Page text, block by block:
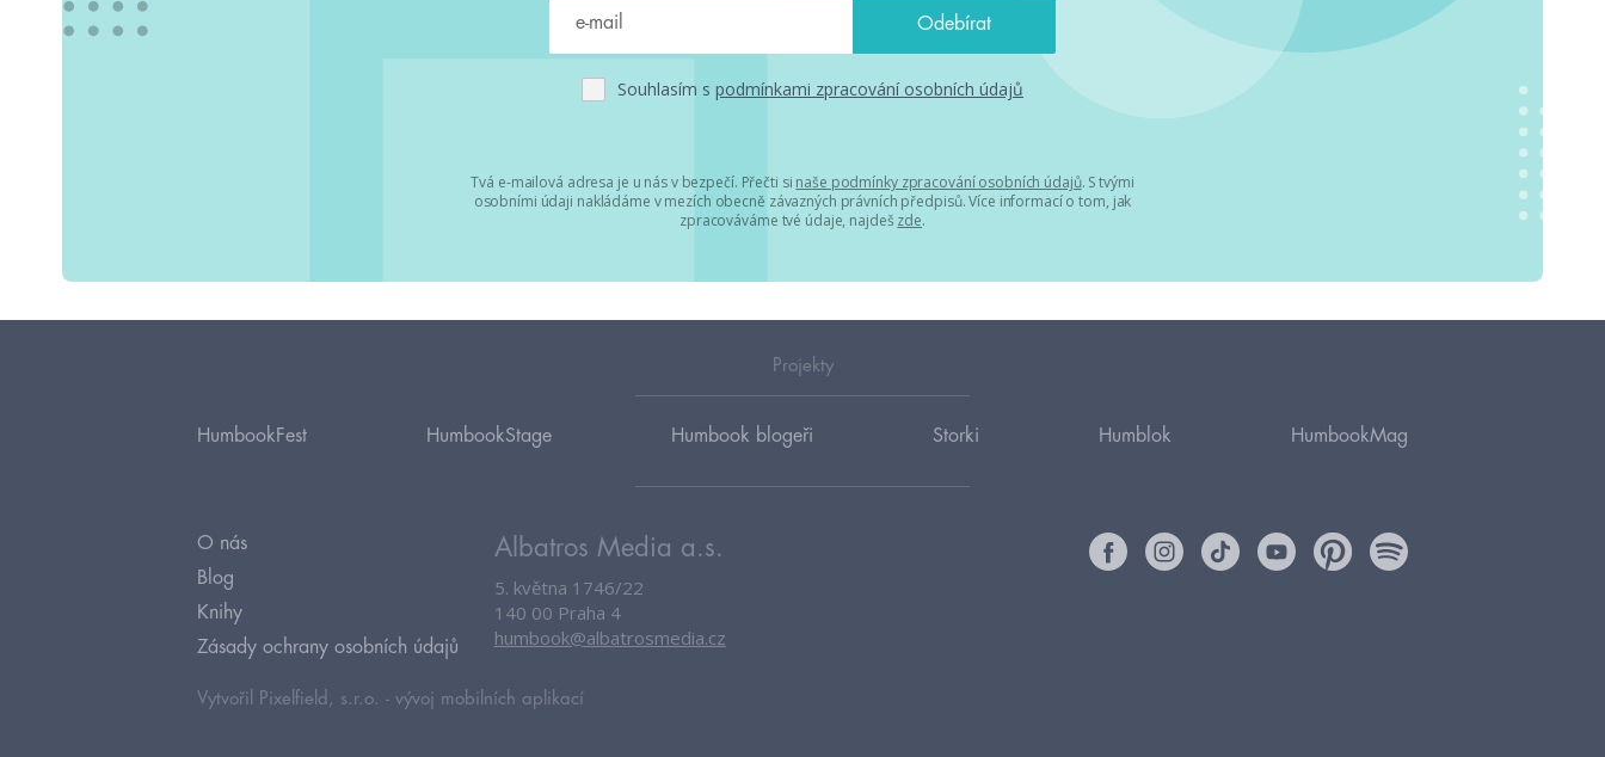
Souhlasím s podmínkami zpracování osobních údajů
Tvá e-mailová adresa je u nás v bezpečí. Přečti si naše podmínky zpracování osobních údajů. S tvými
osobními údaji nakládáme v mezích obecně závazných právních předpisů. Více informací o tom, jak
zpracováváme tvé údaje, najdeš zde.
Projekty
HumbookFest HumbookStage Humbook blogeři Storki Humblok HumbookMag
O nás
Blog
Knihy
Zásady ochrany osobních údajů
Albatros Media a.s.
5. května 1746/22
140 00 Praha 4
humbook@albatrosmedia.cz
Vytvořil Pixelfield, s.r.o. - vývoj mobilních aplikací